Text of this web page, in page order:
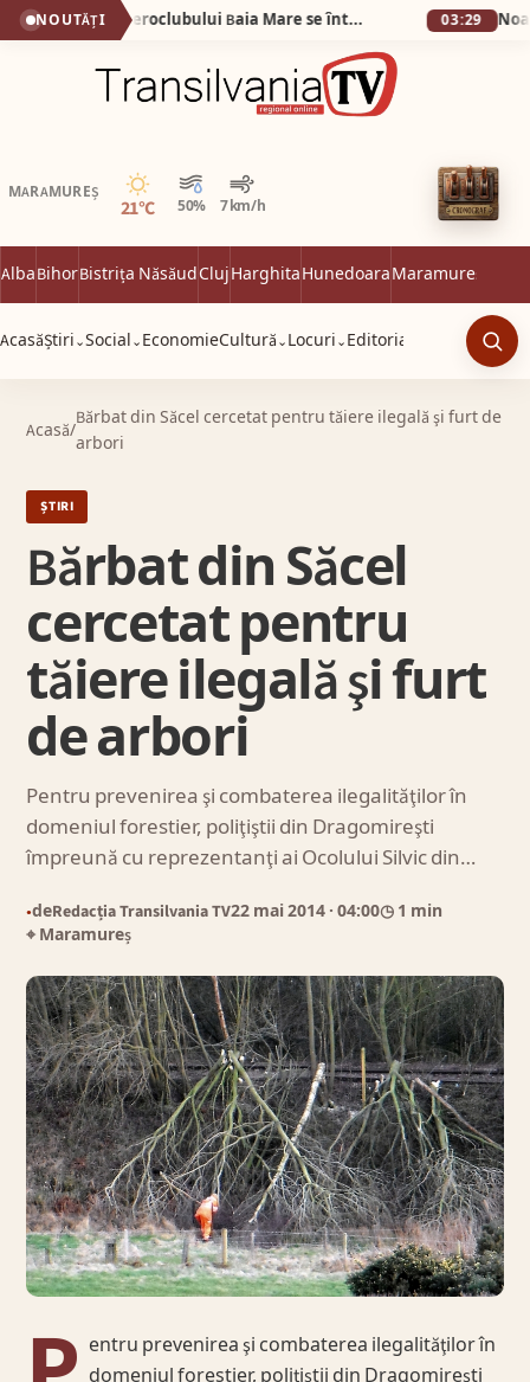
NOUTĂȚI (VIDEO) Veteranii Aeroclubului Baia Mare se întâlnesc sâmbătă 6 iunie 03:29
MARAMUREȘ
21°C 50% 7 km/h
Senin
AlbaBihorBistrița NăsăudClujHarghitaHunedoaraMaramureș
AcasăȘtiri ⌄Social ⌄ EconomieCultură ⌄ Locuri ⌄ Editorial
Acasă/
Bărbat din Săcel cercetat pentru tăiere ilegală şi furt de
arbori
ȘTIRI
Bărbat din Săcel
cercetat pentru
tăiere ilegală şi furt
de arbori
Pentru prevenirea şi combaterea ilegalităţilor în
domeniul forestier, poliţiştii din Dragomireşti
împreună cu reprezentanţi ai Ocolului Silvic din…
●deRedacția Transilvania TV22 mai 2014 · 04:00◷ 1 min
⌖ Maramureș
entru prevenirea şi combaterea ilegalităţilor în
domeniul forestier, poliţiştii din Dragomireşti